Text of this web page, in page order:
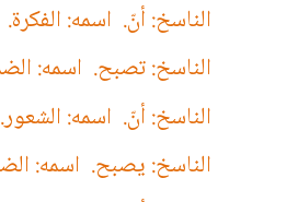
الناسخ: أنّ. اسمه:
الناسخ: تصبح. اسمه:
الناسخ: أنّ. اسمه:
الناسخ: يصبح. اسمه: